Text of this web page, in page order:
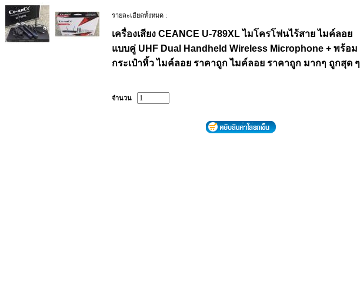
รายละเอียดทั้งหมด :
เครื่องเสียง CEANCE U-789XL ไมโครโฟนไร้สาย ไมค์ลอย
แบบคู่ UHF Dual Handheld Wireless Microphone + พร้อม
กระเป๋าหิ้ว ไมค์ลอย ราคาถูก ไมค์ลอย ราคาถูก มากๆ ถูกสุด ๆ
จำนวน